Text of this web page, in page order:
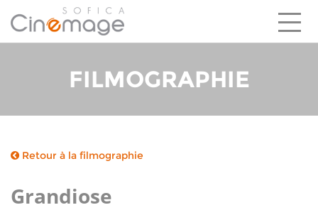
FILMOGRAPHIE
Retour à la filmographie
Grandiose